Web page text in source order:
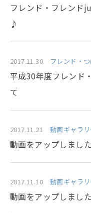
フレンド・フレンド
♪
2017.11.30 フレンド・
平成30年度フレンド
て
2017.11.21 動画ギャラ
動画をアップしました
2017.11.10 動画ギャラ
動画をアップしました